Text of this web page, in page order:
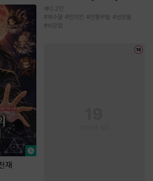
재
2.2만
#복수물 #먼치킨 #전통무협 #성장물
#비장함